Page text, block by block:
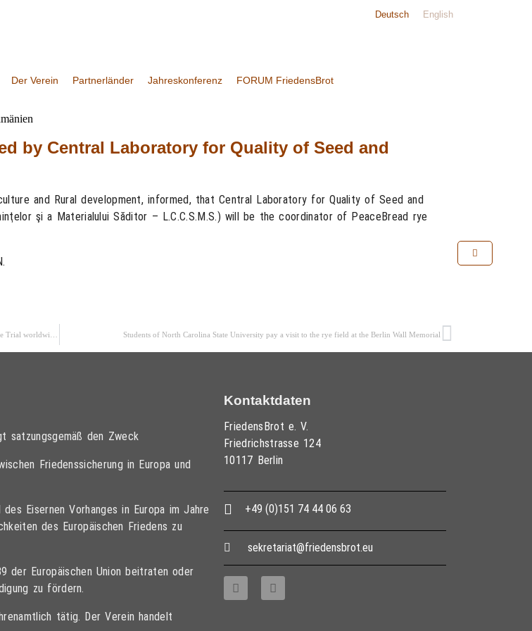
Deutsch English
Der Verein Partnerländer Jahreskonferenz FORUM FriedensBrot
by Central Laboratory for Quality of Seed and
and Rural development, informed, that Central Laboratory for Quality of Seed and
şi a Materialului Săditor – L.C.C.S.M.S.) will be the coordinator of PeaceBread rye
Students of North Carolina State University pay a visit to the rye field at the Berlin Wall Memorial
satzungsgemäß den Zweck
Friedenssicherung in Europa und
Eisernen Vorhanges in Europa im Jahre
des Europäischen Friedens zu
der Europäischen Union beitraten oder
zu fördern.
tätig. Der Verein handelt
Kontaktdaten
FriedensBrot e. V.
Friedrichstrasse 124
10117 Berlin
+49 (0)151 74 44 06 63
sekretariat@friedensbrot.eu